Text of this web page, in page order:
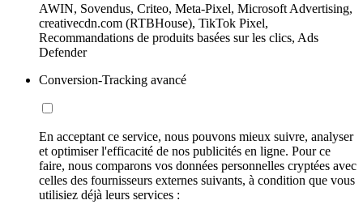
AWIN, Sovendus, Criteo, Meta-Pixel, Microsoft Advertising,
creativecdn.com (RTBHouse), TikTok Pixel,
Recommandations de produits basées sur les clics, Ads
Defender
Conversion-Tracking avancé
En acceptant ce service, nous pouvons mieux suivre, analyser
et optimiser l'efficacité de nos publicités en ligne. Pour ce
faire, nous comparons vos données personnelles cryptées avec
celles des fournisseurs externes suivants, à condition que vous
utilisiez déjà leurs services :